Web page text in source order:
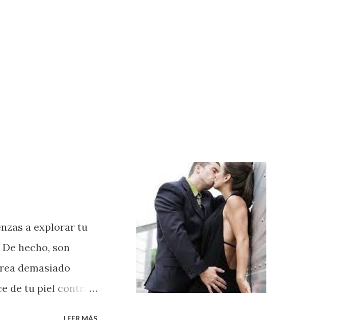
a explorar tu
hecho, son
demasiado
de tu piel contra
LEER MÁS